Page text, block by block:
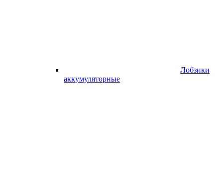
Лобзики
аккумуляторные